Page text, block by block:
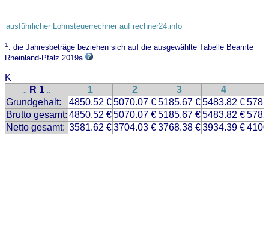
ausführlicher Lohnsteuerrechner auf rechner24.info
1: die Jahresbeträge beziehen sich auf die ausgewählte Tabelle Beamte
Rheinland-Pfalz 2019a
K
.. R 1 .. 1 2 3 4
Grundgehalt:
4850.52 €5070.07 €5185.67 €5483.82 €
Brutto gesamt: 4850.52 €5070.07 €5185.67 €5483.82 €
Netto gesamt: 3581.62 €3704.03 €3768.38 €3934.39 €